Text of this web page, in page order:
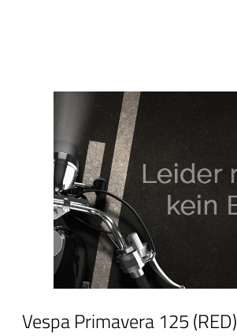
Vespa Primavera 125 (RED)